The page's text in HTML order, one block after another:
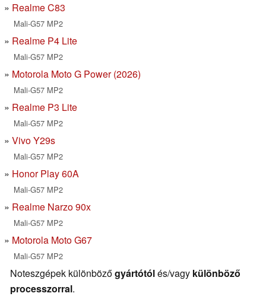
Realme C83
Mali-G57 MP2
Realme P4 Lite
Mali-G57 MP2
Motorola Moto G Power (2026)
Mali-G57 MP2
Realme P3 Lite
Mali-G57 MP2
Vivo Y29s
Mali-G57 MP2
Honor Play 60A
Mali-G57 MP2
Realme Narzo 90x
Mali-G57 MP2
Motorola Moto G67
Mali-G57 MP2
Noteszgépek különbözőgyártótólés/vagy különböző
processzorral.